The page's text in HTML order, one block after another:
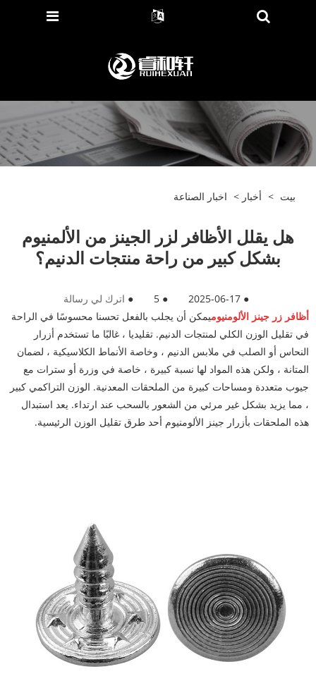
بيت > أخبار > اخبار الصناعة
هل يقلل الأظافر لزر الجينز من الألمنيوم
بشكل كبير من راحة منتجات الدنيم؟
●
2025-06-17
●
5
● اترك لي رسالة
أظافر زر جينز الألومنيوميمكن أن يجلب بالفعل تحسنا محسوسًا في الراحة
في تقليل الوزن الكلي لمنتجات الدنيم. تقليديا ، غالبًا ما تستخدم أزرار
النحاس أو الصلب في ملابس الدنيم ، وخاصة الأنماط الكلاسيكية ، لضمان
المتانة ، ولكن هذه المواد لها نسبة كبيرة ، خاصة في وزرة أو سترات مع
جيوب متعددة ومساحات كبيرة من الملحقات المعدنية. الوزن التراكمي كبير
، مما يزيد بشكل غير مرئي من الشعور بالسحب عند ارتداء. يعد استبدال
هذه الملحقات بأزرار جينز الألومنيوم أحد طرق تقليل الوزن الرئيسية.